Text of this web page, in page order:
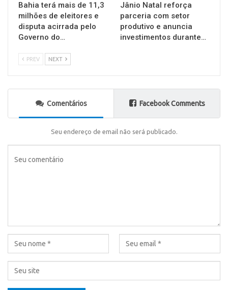
Bahia terá mais de 11,3
milhões de eleitores e
disputa acirrada pelo
Governo do…
Jânio Natal reforça
parceria com setor
produtivo e anuncia
investimentos durante…
PREV NEXT
Comentários Facebook Comments
Seu endereço de email não será publicado.